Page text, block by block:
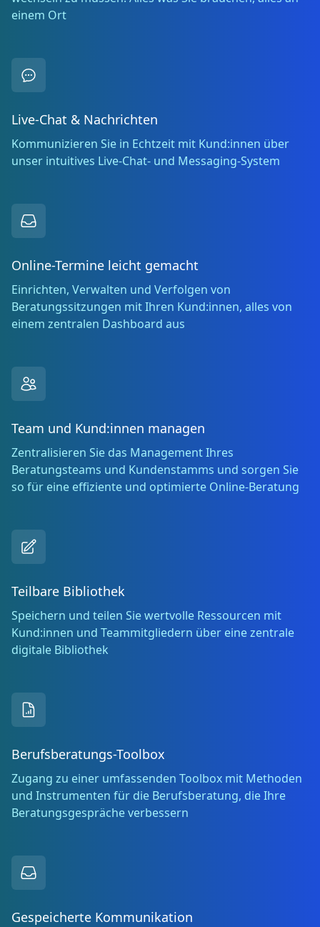
einem Ort
Live-Chat & Nachrichten
Kommunizieren Sie in Echtzeit mit Kund:innen über
unser intuitives Live-Chat- und Messaging-System
Online-Termine leicht gemacht
Einrichten, Verwalten und Verfolgen von
Beratungssitzungen mit Ihren Kund:innen, alles von
einem zentralen Dashboard aus
Team und Kund:innen managen
Zentralisieren Sie das Management Ihres
Beratungsteams und Kundenstamms und sorgen Sie
so für eine effiziente und optimierte Online-Beratung
Teilbare Bibliothek
Speichern und teilen Sie wertvolle Ressourcen mit
Kund:innen und Teammitgliedern über eine zentrale
digitale Bibliothek
Berufsberatungs-Toolbox
Zugang zu einer umfassenden Toolbox mit Methoden
und Instrumenten für die Berufsberatung, die Ihre
Beratungsgespräche verbessern
Gespeicherte Kommunikation